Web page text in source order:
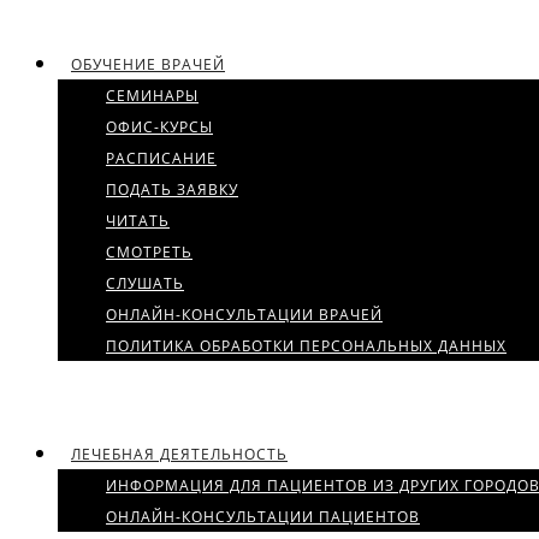
ОБУЧЕНИЕ ВРАЧЕЙ
СЕМИНАРЫ
ОФИС-КУРСЫ
РАСПИСАНИЕ
ПОДАТЬ ЗАЯВКУ
ЧИТАТЬ
СМОТРЕТЬ
СЛУШАТЬ
ОНЛАЙН-КОНСУЛЬТАЦИИ ВРАЧЕЙ
ПОЛИТИКА ОБРАБОТКИ ПЕРСОНАЛЬНЫХ ДАННЫХ
ЛЕЧЕБНАЯ ДЕЯТЕЛЬНОСТЬ
ИНФОРМАЦИЯ ДЛЯ ПАЦИЕНТОВ ИЗ ДРУГИХ ГОРОДОВ
ОНЛАЙН-КОНСУЛЬТАЦИИ ПАЦИЕНТОВ